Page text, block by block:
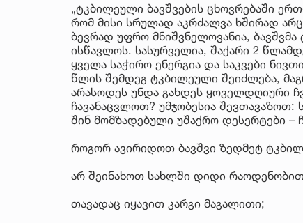
„ტკბილეული ბავშვების ცხოვრებაში
რომ მისი სრულად აკრძალვა ხშირად
ბევრად უფრო მნიშვნელოვანია,
ისწავლოს. სასურველია, შაქარი 2
ყველა საჭირო ენერგია და საკვები
წლის შემდეგ ტკბილეული შეიძლება,
არასოდეს უნდა გახდეს ყოველდღიური
ჩავანაცვლოთ? უმჯობესია
შინ მომზადებული უშაქრო დესერტები –
როგორ ავირიდოთ ბავშვი ზედმეტ
არ შეინახოთ სახლში დიდი
თავადაც იყავით კარგი მაგალითი;